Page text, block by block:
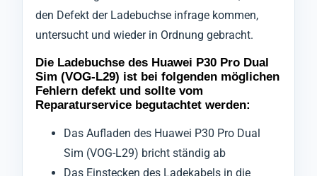
den Defekt der Ladebuchse infrage kommen,
untersucht und wieder in Ordnung gebracht.
Die Ladebuchse des Huawei P30 Pro Dual
Sim (VOG-L29) ist bei folgenden möglichen
Fehlern defekt und sollte vom
Reparaturservice begutachtet werden:
Das Aufladen des Huawei P30 Pro Dual
Sim (VOG-L29) bricht ständig ab
Das Einstecken des Ladekabels in die